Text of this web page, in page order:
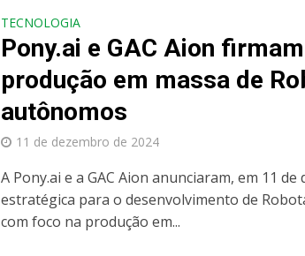
TECNOLOGIA
Pony.ai e GAC Aion
produção em massa de
autônomos
11 de dezembro de 2024
A Pony.ai e a GAC Aion anunciaram, em 11
estratégica para o desenvolvimento de
com foco na produção em...